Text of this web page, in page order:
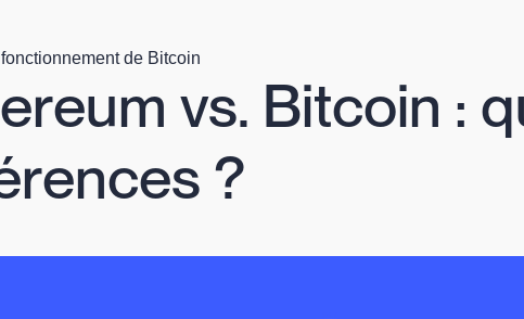
fonctionnement de Bitcoin
vs. Bitcoin :
?